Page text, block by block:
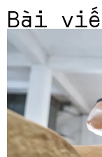
Bài